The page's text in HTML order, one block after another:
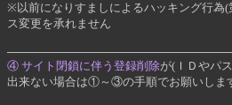
※以前になりすましによるハッキング行為
ス変更を承れません
④ サイト閉鎖に伴う登録削除が(ＩＤやパ
出来ない場合は①～③の手順でお願いしま